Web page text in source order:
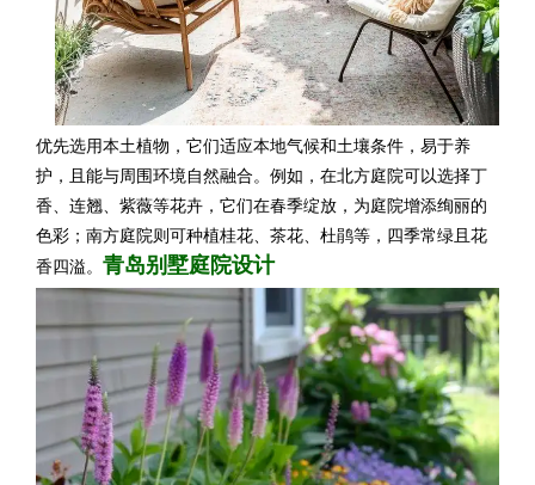
优先选用本土植物，它们适应本地气候和土壤条件，易于养
护，且能与周围环境自然融合。例如，在北方庭院可以选择丁
香、连翘、紫薇等花卉，它们在春季绽放，为庭院增添绚丽的
色彩；南方庭院则可种植桂花、茶花、杜鹃等，四季常绿且花
香四溢。 青岛别墅庭院设计